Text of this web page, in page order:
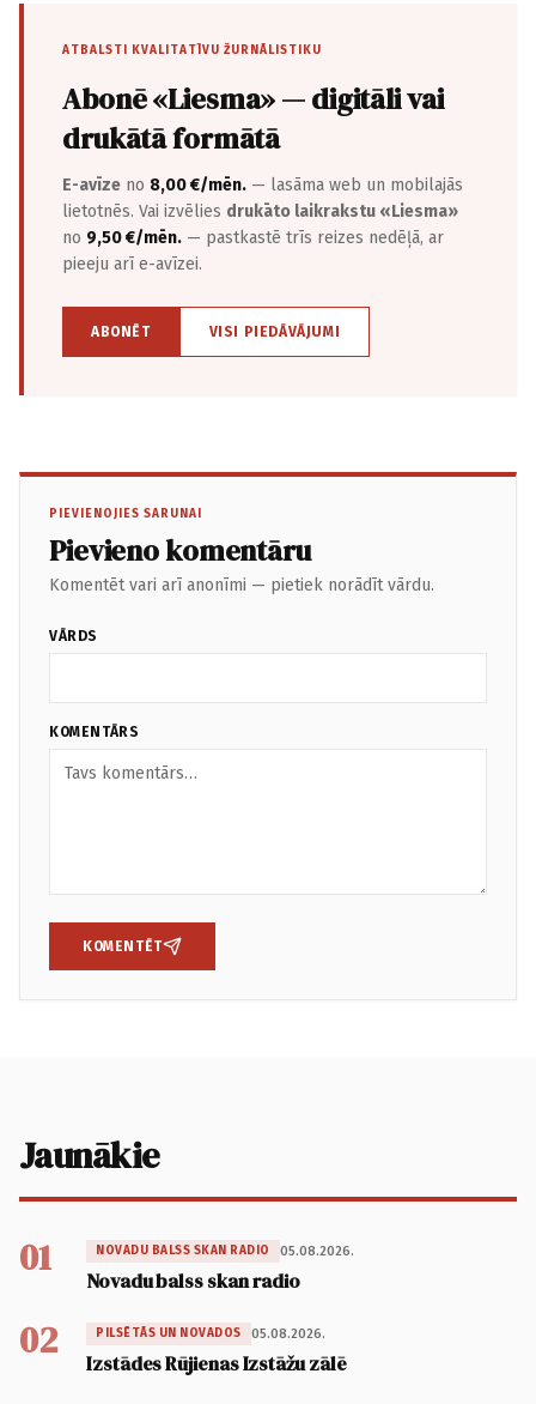
ATBALSTI KVALITATĪVU ŽURNĀLISTIKU
Abonē «Liesma» — digitāli vai
drukātā formātā
E-avīze no 8,00 €/mēn. — lasāma web un mobilajās
lietotnēs. Vai izvēlies drukāto laikrakstu «Liesma»
no 9,50 €/mēn. — pastkastē trīs reizes nedēļā, ar
pieeju arī e-avīzei.
ABONĒT VISI PIEDĀVĀJUMI
PIEVIENOJIES SARUNAI
Pievieno komentāru
Komentēt vari arī anonīmi — pietiek norādīt vārdu.
VĀRDS
KOMENTĀRS
KOMENTĒT
Jaunākie
01 NOVADU BALSS SKAN RADIO 05.08.2026.
Novadu balss skan radio
02 PILSĒTĀS UN NOVADOS 05.08.2026.
Izstādes Rūjienas Izstāžu zālē